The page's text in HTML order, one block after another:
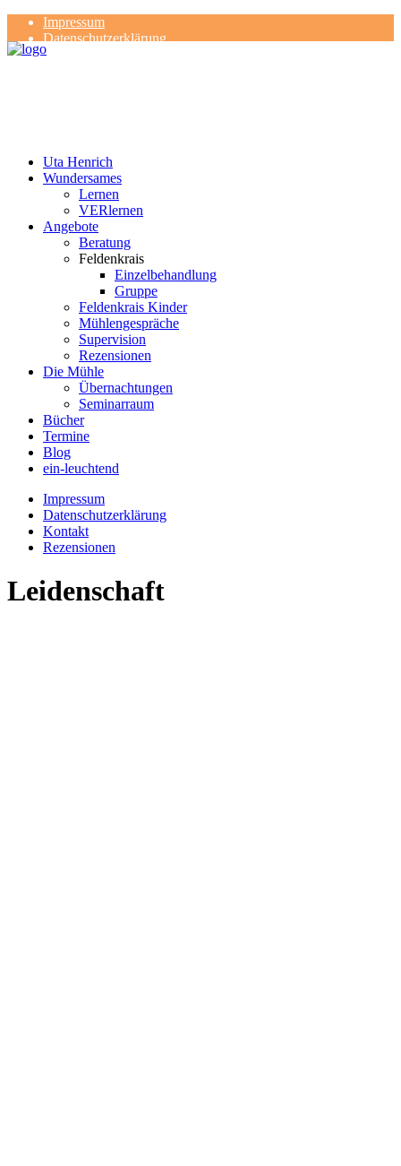
Impressum
Datenschutzerklärung
Kontakt
Uta Henrich
Wundersames
Lernen
VERlernen
Angebote
Beratung
Feldenkrais
Einzelbehandlung
Gruppe
Feldenkrais Kinder
Mühlengespräche
Supervision
Rezensionen
Die Mühle
Übernachtungen
Seminarraum
Bücher
Termine
Blog
ein-leuchtend
Impressum
Datenschutzerklärung
Kontakt
Rezensionen
Leidenschaft